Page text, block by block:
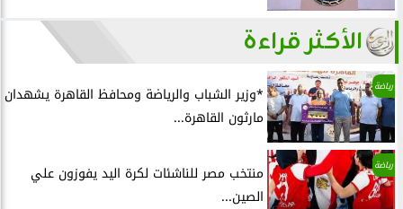
الأكثر قراءة
رياضة
*وزير الشباب والرياضة ومحافظ القاهرة يشهدان
مارثون القاهرة...
رياضة
منتخب مصر للناشئات لكرة اليد يفوزون علي
الصين...